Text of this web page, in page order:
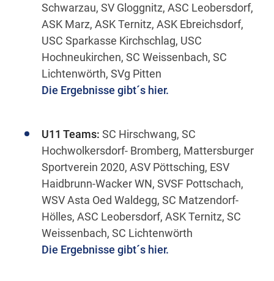
Schwarzau, SV Gloggnitz, ASC Leobersdorf,
ASK Marz, ASK Ternitz, ASK Ebreichsdorf,
USC Sparkasse Kirchschlag, USC
Hochneukirchen, SC Weissenbach, SC
Lichtenwörth, SVg Pitten
Die Ergebnisse gibt´s hier.
U11 Teams: SC Hirschwang, SC
Hochwolkersdorf- Bromberg, Mattersburger
Sportverein 2020, ASV Pöttsching, ESV
Haidbrunn-Wacker WN, SVSF Pottschach,
WSV Asta Oed Waldegg, SC Matzendorf-
Hölles, ASC Leobersdorf, ASK Ternitz, SC
Weissenbach, SC Lichtenwörth
Die Ergebnisse gibt´s hier.